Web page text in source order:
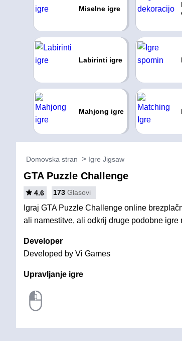
Miselne igre
Labirinti igre
Mahjong igre
Domovska stran Igre Jigsaw
GTA Puzzle Challenge
4.6 173 Glasovi
Igraj GTA Puzzle Challenge online
ali namestitve, ali odkrij druge podobne igre
Developer
Developed by Vi Games
Upravljanje igre